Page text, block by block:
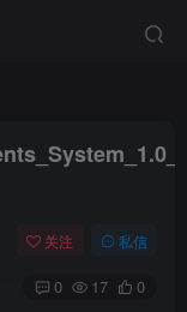
关注 私信
0 17 0